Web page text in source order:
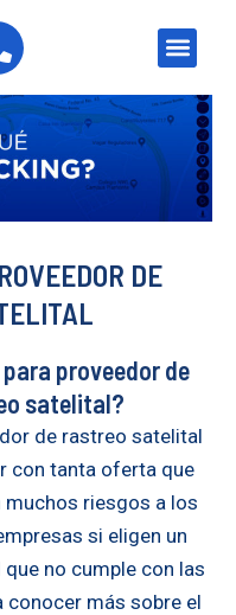
P
DE
proveedor de
satelital?
de rastreo satelital
con tanta oferta que
muchos riesgos a los
si eligen un
no cumple con las
más sobre el